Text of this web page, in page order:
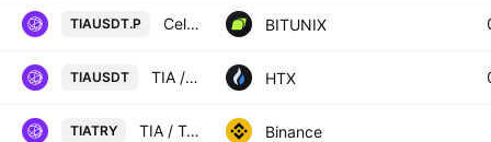
TIAUSDT.P Celestia / Tether LINEAR FUTURES CONTRACT BITUNIX
TIAUSDT TIA / Tether USD HTX
TIATRY TIA / Turkish Lira Binance